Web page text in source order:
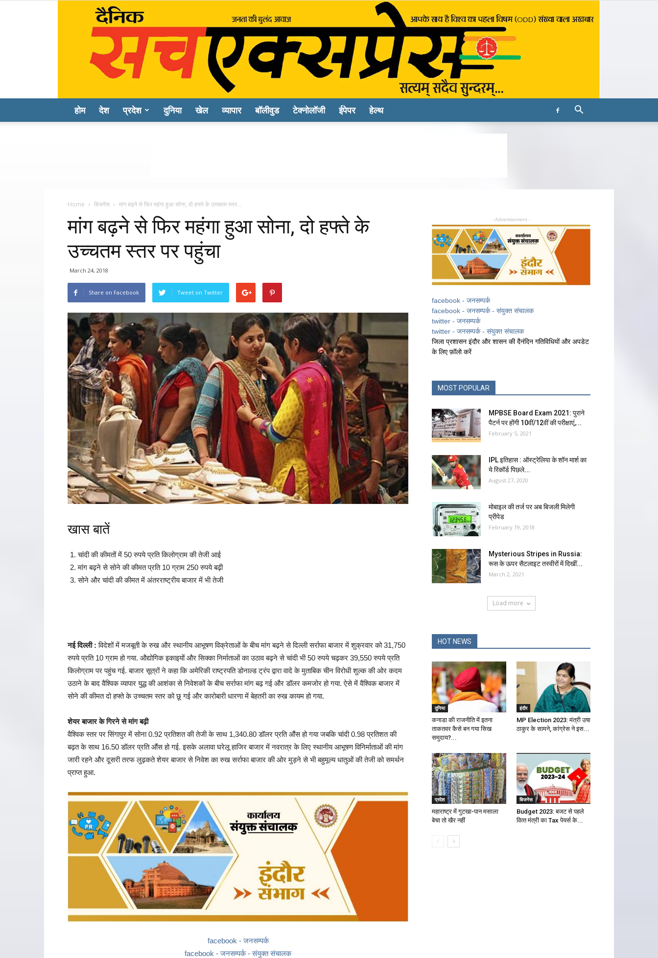
होम देश प्रदेश दुनिया खेल व्यापार बॉलीवुड टेक्नोलॉजी ईपेपर हेल्थ
Home बिजनेस मांग बढ़ने से फिर महंगा हुआ सोना, दो हफ्ते के उच्चतम स्तर...
मांग बढ़ने से फिर महंगा हुआ सोना, दो हफ्ते के
उच्चतम स्तर पर पहुंचा
March 24, 2018
Share on Facebook Tweet on Twitter
खास बातें
चांदी की कीमतों में 50 रुपये प्रति किलोग्राम की तेजी आई
मांग बढ़ने से सोने की कीमत प्रति 10 ग्राम 250 रुपये बढ़ी
सोने और चांदी की कीमत में अंतरराष्ट्रीय बाजार में भी तेजी
नई दिल्ली :विदेशों में मजबूती के रुख और स्थानीय आभूषण विक्रेताओं के बीच मांग बढ़ने से दिल्ली सर्राफा बाजार में शुक्रवार को 31,750
रुपये प्रति 10 ग्राम हो गया. औद्योगिक इकाइयों और सिक्का निर्माताओं का उठाव बढ़ने से चांदी भी 50 रुपये चढ़कर 39,550 रुपये प्रति
किलोग्राम पर पहुंच गई. बाजार सूत्रों ने कहा कि अमेरिकी राष्ट्रपति डोनाल्ड ट्रंप द्वारा वादे के मुताबिक चीन विरोधी शुल्क की ओर कदम
उठाने के बाद वैश्विक व्यापार युद्ध की आशंका से निवेशकों के बीच सर्राफा मांग बढ़ गई और डॉलर कमजोर हो गया. ऐसे में वैश्विक बाजार में
सोने की कीमत दो हफ्ते के उच्चतम स्तर को छू गई और कारोबारी धारणा में बेहतरी का रुख कायम हो गया.
शेयर बाजार के गिरने से मांग बढ़ी
वैश्विक स्तर पर सिंगापुर में सोना 0.92 प्रतिशत की तेजी के साथ 1,340.80 डॉलर प्रति औंस हो गया जबकि चांदी 0.98 प्रतिशत की
बढ़त के साथ 16.50 डॉलर प्रति औंस हो गई. इसके अलावा घरेलू हाजिर बाजार में नवरात्र के लिए स्थानीय आभूषण विनिर्माताओं की मांग
जारी रहने और दूसरी तरफ लुढ़कते शेयर बाजार से निवेश का रुख सर्राफा बाजार की ओर मुड़ने से भी बहुमूल्य धातुओं की तेजी को समर्थन
प्राप्त हुआ.
facebook - जनसम्पर्क
facebook - जनसम्पर्क - संयुक्त संचालक
- Advertisement -
facebook - जनसम्पर्क
facebook - जनसम्पर्क - संयुक्त संचालक
twitter - जनसम्पर्क
twitter - जनसम्पर्क - संयुक्त संचालक
जिला प्रशासन इंदौर और शासन की दैनंदिन गतिविधियों और अपडेट
के लिए फ़ॉलो करें
MOST POPULAR
MPBSE Board Exam 2021: पुराने
पैटर्न पर होंगी 10वीं/12वीं की परीक्षाएं,...
February 5, 2021
IPL इतिहास : ऑस्ट्रेलिया के शॉन मार्श का
ये रिकॉर्ड पिछले...
August 27, 2020
मोबाइल की तर्ज पर अब बिजली मिलेगी
प्रीपेड
February 19, 2018
Mysterious Stripes in Russia:
रूस के ऊपर सैटलाइट तस्‍वीरों में दिखीं...
March 2, 2021
Load more
HOT NEWS
दुनिया
कनाडा की राजनीति में इतना
ताकतवर कैसे बन गया सिख
समुदाय?...
इंदौर
MP Election 2023: मंत्री उषा
ठाकुर के सामने, कांग्रेस ने इस...
प्रदेश
महाराष्ट्र में गुटखा-पान मसाला
बेचा तो खैर नहीं
बिजनेस
Budget 2023: बजट से पहले
व‍ित्‍त मंत्री का Tax पेयर्स के...